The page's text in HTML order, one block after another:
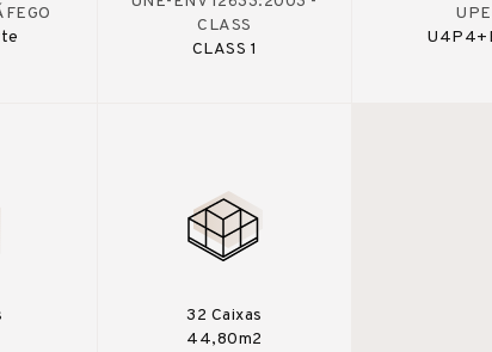
CLASS
CLASS 1
32 Caixas
44,80m2